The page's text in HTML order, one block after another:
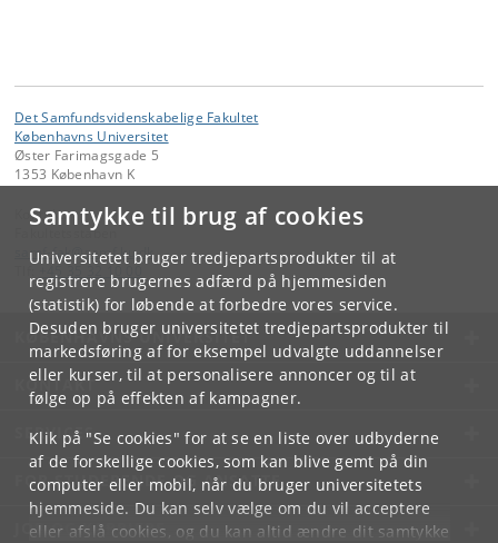
Samtykke til brug af cookies
Universitetet bruger tredjepartsprodukter til at
registrere brugernes adfærd på hjemmesiden
(statistik) for løbende at forbedre vores service.
Desuden bruger universitetet tredjepartsprodukter til
markedsføring af for eksempel udvalgte uddannelser
eller kurser, til at personalisere annoncer og til at
følge op på effekten af kampagner.
Klik på "Se cookies" for at se en liste over udbyderne
af de forskellige cookies, som kan blive gemt på din
computer eller mobil, når du bruger universitetets
hjemmeside. Du kan selv vælge om du vil acceptere
eller afslå cookies, og du kan altid ændre dit samtykke
Det Samfundsvidenskabelige Fakultet
Københavns Universitet
Øster Farimagsgade 5
1353 København K
Kontakt:
Fakultetsstaben
samf-fak@samf.ku.dk
+45 35 32 10 00
KØBENHAVNS UNIVERSITET
KONTAKT
SERVICES
FOR STUDERENDE OG ANSATTE
JOB OG KARRIERE